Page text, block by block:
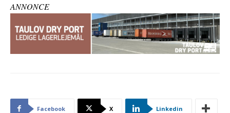
ANNONCE
Facebook X Linkedin